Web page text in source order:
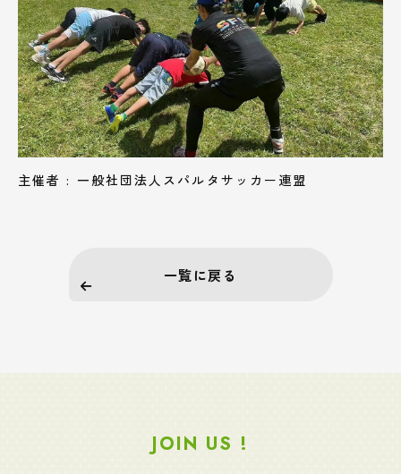
主催者 : 一般社団法人スパルタサッカー連盟
一覧に戻る
JOIN US !